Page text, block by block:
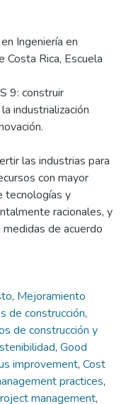
Ingeniería en
Costa Rica, Escuela
9: construir
industrialización
las industrias para
con mayor
tecnologías y
racionales, y
de acuerdo
, Mejoramiento
de construcción,
de construcción y
, Good
improvement, Cost
practices,
management,